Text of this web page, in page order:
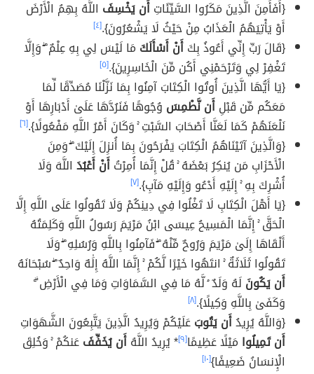
{أَفَأَمِنَ الَّذِينَ مَكَرُوا السَّيِّئَاتِأَن يَخْسِفَ اللَّهُ بِهِمُ الْأَرْضَ
أَوْ يَأْتِيَهُمُ الْعَذَابُ مِنْ حَيْثُ لَا يَشْعُرُونَ}.[٤]
{قَالَ رَبِّ إِنِّي أَعُوذُ بِكَأَنْ أَسْأَلَكَ مَا لَيْسَ لِي بِهِ عِلْمٌ ۖ وَإِلَّا
تَغْفِرْ لِي وَتَرْحَمْنِي أَكُن مِّنَ الْخَاسِرِينَ}.[٥]
{يَا أَيُّهَا الَّذِينَ أُوتُوا الْكِتَابَ آمِنُوا بِمَا نَزَّلْنَا مُصَدِّقًا لِّمَا
مَعَكُم مِّن قَبْلِأَن نَّطْمِسَ وُجُوهًا فَنَرُدَّهَا عَلَىٰ أَدْبَارِهَا أَوْ
نَلْعَنَهُمْ كَمَا لَعَنَّا أَصْحَابَ السَّبْتِ ۚ وَكَانَ أَمْرُ اللَّهِ مَفْعُولًا}.[٦]
{وَالَّذِينَ آتَيْنَاهُمُ الْكِتَابَ يَفْرَحُونَ بِمَا أُنزِلَ إِلَيْكَ ۖ وَمِنَ
الْأَحْزَابِ مَن يُنكِرُ بَعْضَهُ ۚ قُلْ إِنَّمَا أُمِرْتُأَنْ أَعْبُدَ اللَّهَ وَلَا
أُشْرِكَ بِهِ ۚ إِلَيْهِ أَدْعُو وَإِلَيْهِ مَآبِ}.[٧]
{يَا أَهْلَ الْكِتَابِ لَا تَغْلُوا فِي دِينِكُمْ وَلَا تَقُولُوا عَلَى اللَّهِ إِلَّا
الْحَقَّ ۚ إِنَّمَا الْمَسِيحُ عِيسَى ابْنُ مَرْيَمَ رَسُولُ اللَّهِ وَكَلِمَتُهُ
أَلْقَاهَا إِلَىٰ مَرْيَمَ وَرُوحٌ مِّنْهُ ۖ فَآمِنُوا بِاللَّهِ وَرُسُلِهِ ۖ وَلَا
تَقُولُوا ثَلَاثَةٌ ۚ انتَهُوا خَيْرًا لَّكُمْ ۚ إِنَّمَا اللَّهُ إِلَٰهٌ وَاحِدٌ ۖ سُبْحَانَهُ
أَن يَكُونَلَهُ وَلَدٌ ۘ لَّهُ مَا فِي السَّمَاوَاتِ وَمَا فِي الْأَرْضِ ۗ
وَكَفَىٰ بِاللَّهِ وَكِيلًا}.[٨]
{وَاللَّهُ يُرِيدُأَن يَتُوبَعَلَيْكُمْ وَيُرِيدُ الَّذِينَ يَتَّبِعُونَ الشَّهَوَاتِ
أَنتَمِيلُوا مَيْلًا عَظِيمًا[٩] * يُرِيدُ اللَّهُأَن يُخَفِّفَعَنكُمْ ۚ وَخُلِقَ
الْإِنسَانُ ضَعِيفًا}[١٠]